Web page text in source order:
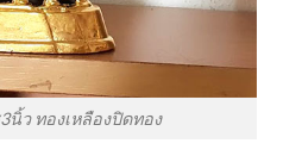
นิ้ว ทองเหลืองปิดทอง